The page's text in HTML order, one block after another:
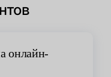
онлайн-